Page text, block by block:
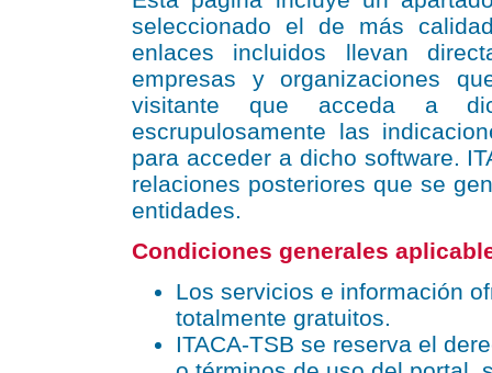
seleccionado el de más
enlaces incluidos llevan
empresas y organizaciones
visitante que acceda a
escrupulosamente las
para acceder a dicho software.
relaciones posteriores que se
entidades.
Condiciones generales
Los servicios e información
totalmente gratuitos.
ITACA-TSB se reserva el